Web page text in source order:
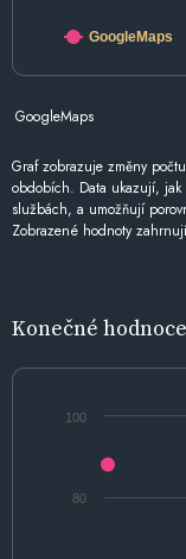
GoogleMaps
GoogleMaps
Graf zobrazuje změny
obdobích. Data ukazují,
službách, a umožňují
Zobrazené hodnoty
Konečné
80
100